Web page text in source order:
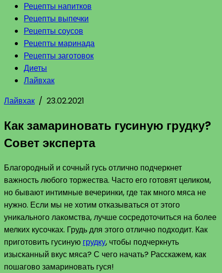
Рецепты напитков
Рецепты выпечки
Рецепты соусов
Рецепты маринада
Рецепты заготовок
Диеты
Лайвхак
Лайвхак / 23.02.2021
Как замариновать гусиную грудку?
Совет эксперта
Благородный и сочный гусь отлично подчеркнет
важность любого торжества. Часто его готовят целиком,
но бывают интимные вечеринки, где так много мяса не
нужно. Если мы не хотим отказываться от этого
уникального лакомства, лучше сосредоточиться на более
мелких кусочках. Грудь для этого отлично подходит. Как
приготовить гусиную грудку, чтобы подчеркнуть
изысканный вкус мяса? С чего начать? Расскажем, как
пошагово замариновать гуся!